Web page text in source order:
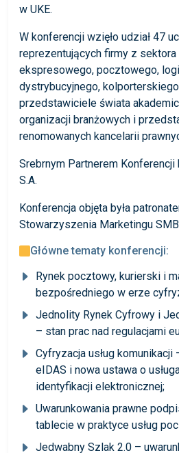
w UKE.
W konferencji wzięło udział 47
reprezentujących firmy z
ekspresowego, pocztowego,
dystrybucyjnego,
przedstawiciele świata
organizacji branżowych i
renomowanych kancelarii
Srebrnym Partnerem Konferencji
S.A.
Konferencja objęta była
Stowarzyszenia Marketingu
Główne tematy konferencji:
Rynek pocztowy, kurierski i
bezpośredniego w erze
Jednolity Rynek Cyfrowy i
– stan prac nad regulacjami
Cyfryzacja usług
eIDAS i nowa ustawa o
identyfikacji elektronicznej;
Uwarunkowania prawne
tablecie w praktyce usług
Jedwabny Szlak 2.0 –